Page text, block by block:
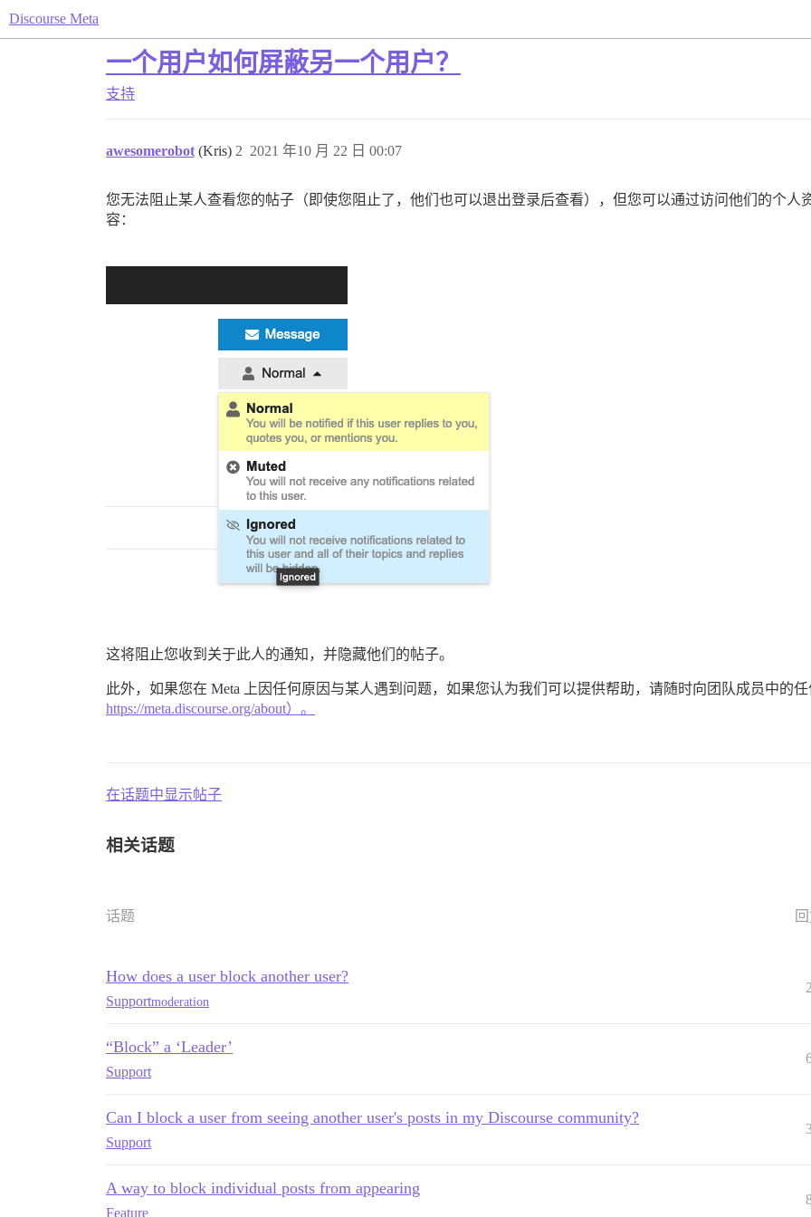
Discourse Meta
一个用户如何屏蔽另一个用户？
支持
awesomerobot (Kris) 2021 年10 月 22 日 00:07
2
您无法阻止某人查看您的帖子（即使您阻止了，他们也可以退出登录后查看），但您可以通过访问他们的个人
容：
这将阻止您收到关于此人的通知，并隐藏他们的帖子。
此外，如果您在 Meta 上因任何原因与某人遇到问题，如果您认为我们可以提供帮助，请随时向团队成员中的
https://meta.discourse.org/about）。
在话题中显示帖子
相关话题
话题
How does a user block another user?
Supportmoderation
“Block” a ‘Leader’
Support
Can I block a user from seeing another user's posts in my Discourse community?
Support
A way to block individual posts from appearing
Feature